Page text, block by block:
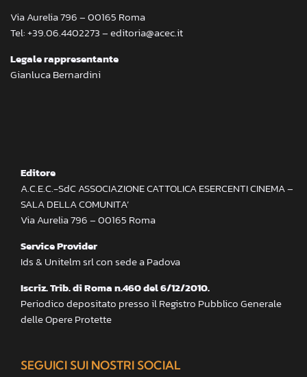
Via Aurelia 796 – 00165 Roma
Tel: +39.06.4402273 – editoria@acec.it
Legale rappresentante
Gianluca Bernardini
Editore
A.C.E.C.-SdC ASSOCIAZIONE CATTOLICA ESERCENTI CINEMA –
SALA DELLA COMUNITA’
Via Aurelia 796 – 00165 Roma
Service Provider
Ids & Unitelm srl con sede a Padova
Iscriz. Trib. di Roma n.460 del 6/12/2010.
Periodico depositato presso il Registro Pubblico Generale
delle Opere Protette
SEGUICI SUI NOSTRI SOCIAL